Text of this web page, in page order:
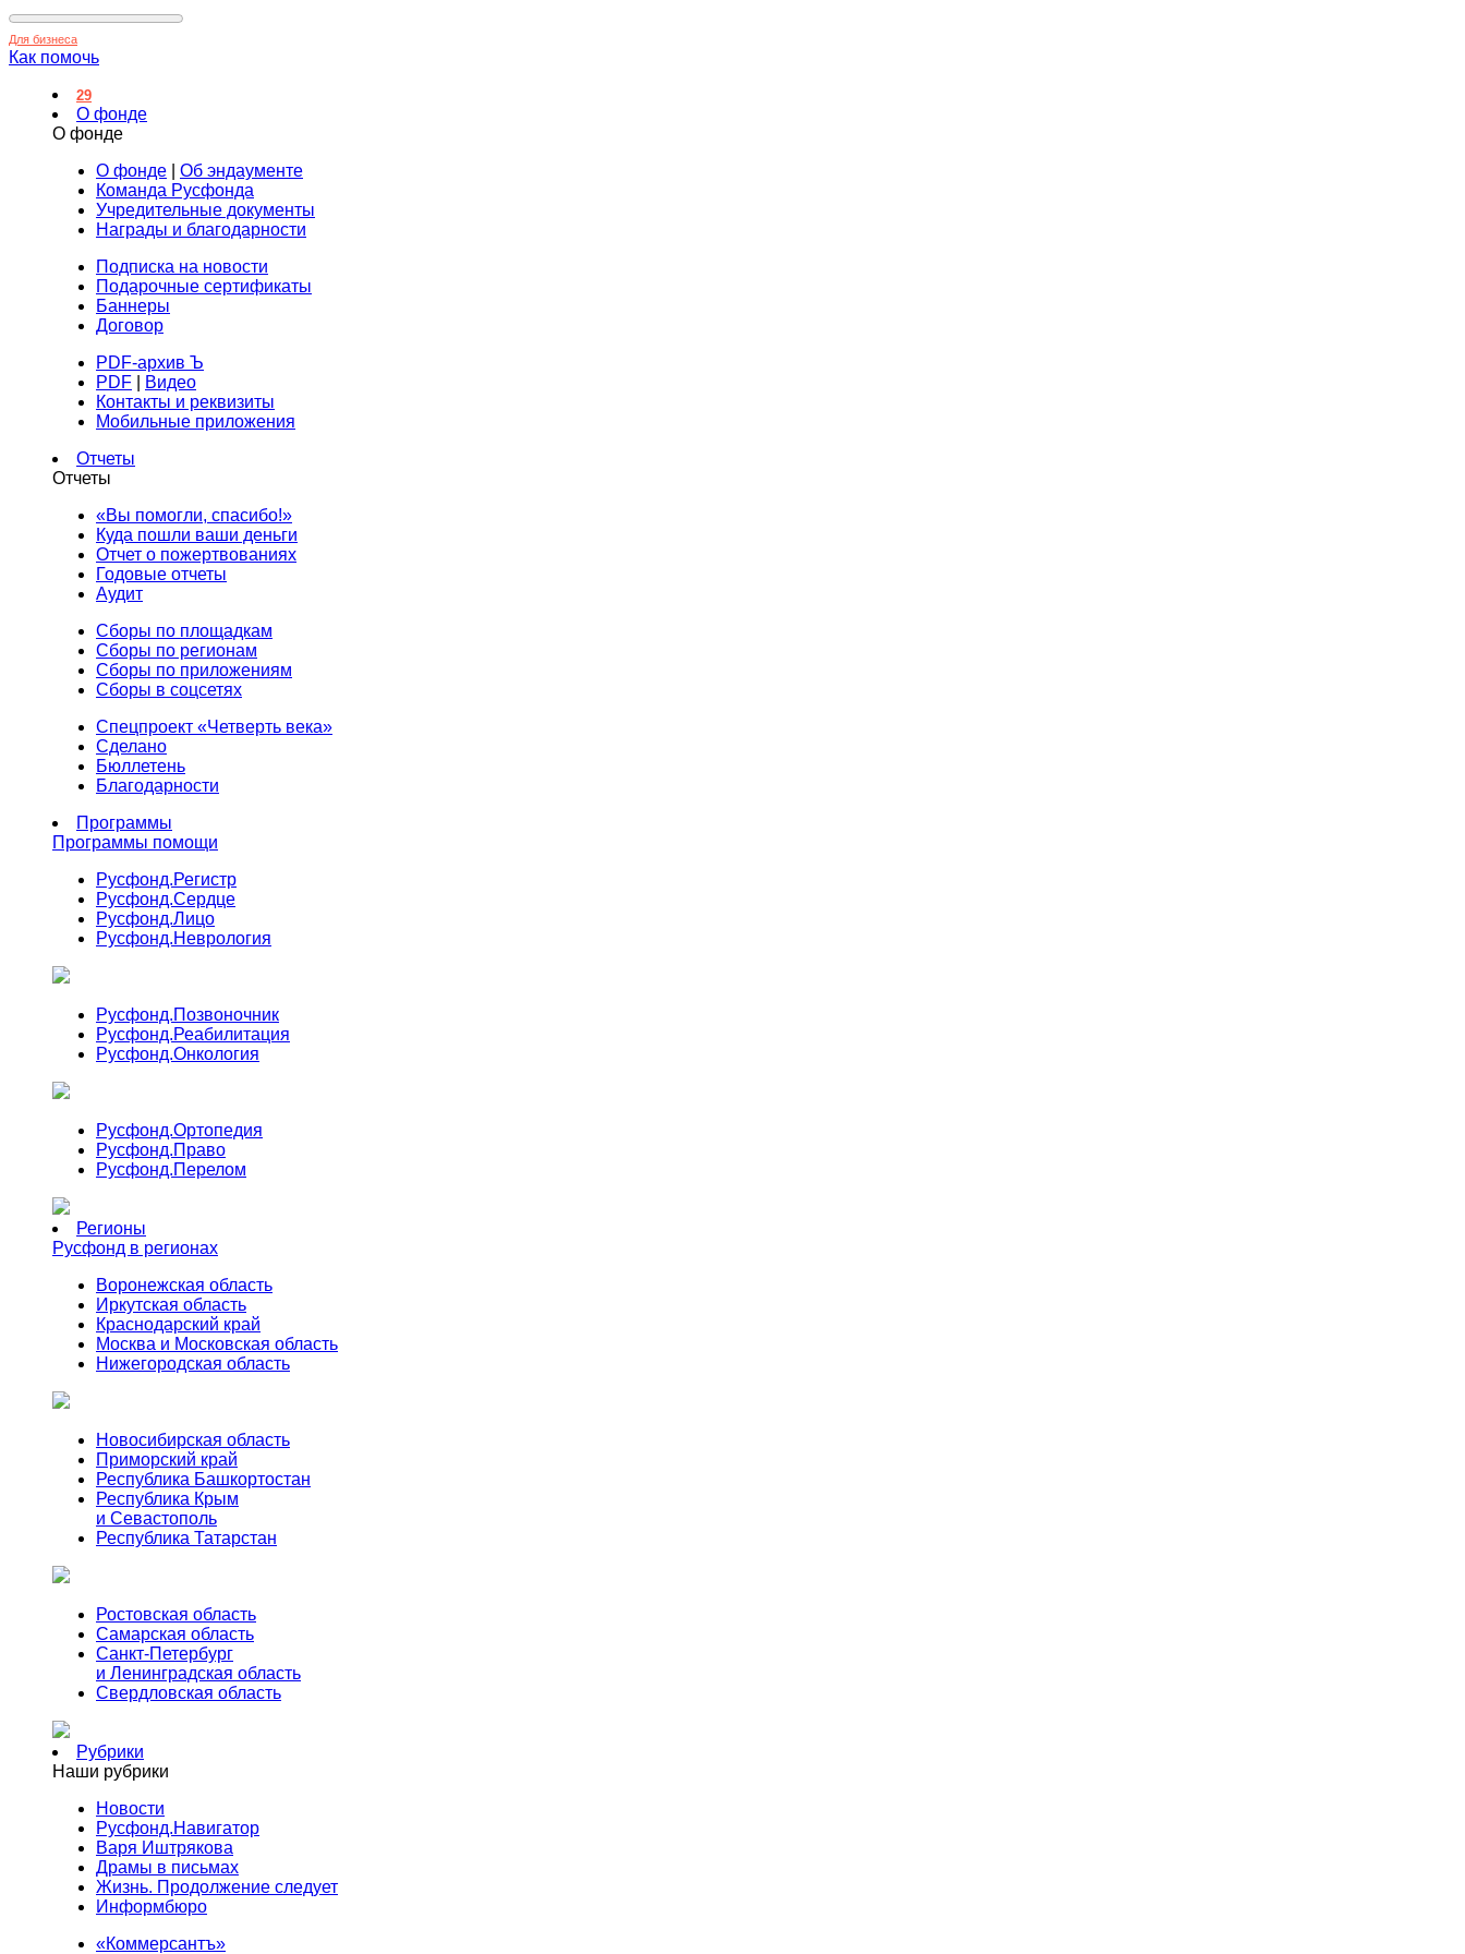
Для бизнеса
Как помочь
29
О фонде
О фонде
О фонде
Об эндаументе
Команда Русфонда
Учредительные документы
Награды и благодарности
Подписка на новости
Подарочные сертификаты
Баннеры
Договор
PDF-архив Ъ
PDF
Видео
Контакты и реквизиты
Мобильные приложения
Отчеты
Отчеты
«Вы помогли, спасибо!»
Куда пошли ваши деньги
Отчет о пожертвованиях
Годовые отчеты
Аудит
Сборы по площадкам
Сборы по регионам
Сборы по приложениям
Сборы в соцсетях
Спецпроект «Четверть века»
Сделано
Бюллетень
Благодарности
Программы
Программы помощи
Русфонд.Регистр
Русфонд.Сердце
Русфонд.Лицо
Русфонд.Неврология
Русфонд.Позвоночник
Русфонд.Реабилитация
Русфонд.Онкология
Русфонд.Ортопедия
Русфонд.Право
Русфонд.Перелом
Регионы
Русфонд в регионах
Воронежская область
Иркутская область
Краснодарский край
Москва и Московская область
Нижегородская область
Новосибирская область
Приморский край
Республика Башкортостан
Республика Крым
и Севастополь
Республика Татарстан
Ростовская область
Самарская область
Санкт-Петербург
и Ленинградская область
Свердловская область
Рубрики
Наши рубрики
Новости
Русфонд.Навигатор
Варя Иштрякова
Драмы в письмах
Жизнь. Продолжение следует
Информбюро
«Коммерсантъ»